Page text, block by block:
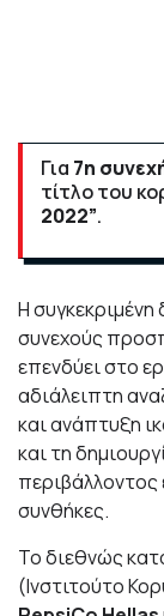
Για 7η
τίτλο του
2022”.
Η
συνεχούς
επενδύει στο
αδιάλειπτη
και ανάπτυξη
και τη
περιβάλλοντος
συνθήκες.
Το διεθνώς
(Ινστιτούτο